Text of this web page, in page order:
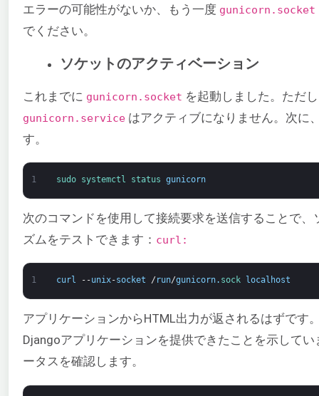
エラーの可能性がないか、もう一度 gunicorn.socket
でください。
ソケットのアクティベーション
これまでに gunicorn.socket を起動しました。ただ
gunicorn.service はアクティブになりません。次に
す。
1 sudo systemctl status gunicorn
次のコマンドを使用して接続要求を送信することで
ズムをテストできます： curl:
1 curl --unix-socket / run/gunicorn. sock localhost
アプリケーションからHTML出力が返されるはずです
Djangoアプリケーションを提供できたことを示して
ータスを確認します。